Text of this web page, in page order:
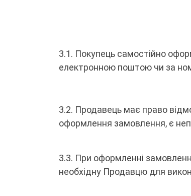
3.1. Покупець самостійно
електронною поштою чи за
3.2. Продавець має право
оформлення замовлення, є
3.3. При оформленні
необхідну Продавцю для